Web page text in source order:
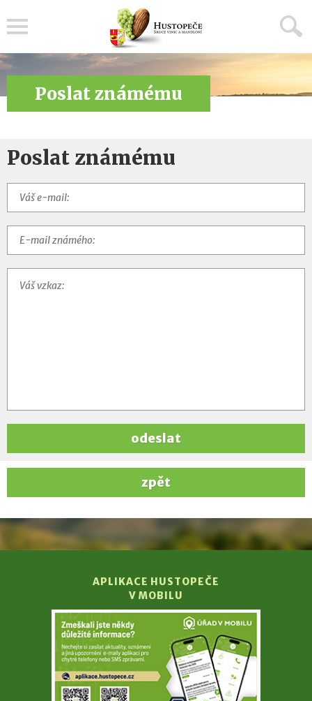
Poslat známému
Poslat známému
odeslat
zpět
APLIKACE HUSTOPEČE
V MOBILU